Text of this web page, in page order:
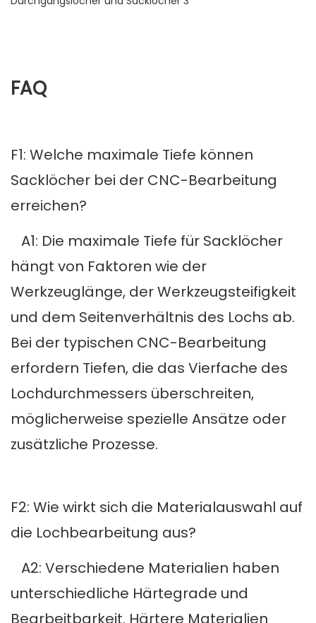
FAQ
F1: Welche maximale Tiefe können
Sacklöcher bei der CNC-Bearbeitung
erreichen?
A1: Die maximale Tiefe für Sacklöcher
hängt von Faktoren wie der
Werkzeuglänge, der Werkzeugsteifigkeit
und dem Seitenverhältnis des Lochs ab.
Bei der typischen CNC-Bearbeitung
erfordern Tiefen, die das Vierfache des
Lochdurchmessers überschreiten,
möglicherweise spezielle Ansätze oder
zusätzliche Prozesse.
F2: Wie wirkt sich die Materialauswahl auf
die Lochbearbeitung aus?
A2: Verschiedene Materialien haben
unterschiedliche Härtegrade und
Bearbeitbarkeit. Härtere Materialien